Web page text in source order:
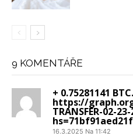
9 KOMENTÁŘE
+ 0.75281141
https://
TRANSFER-02-23-
16.3.2025 Na 11:42